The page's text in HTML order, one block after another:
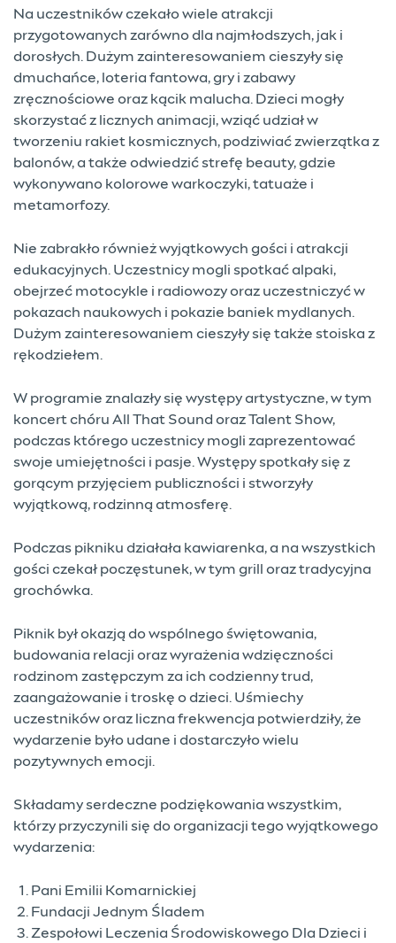
Na uczestników czekało wiele atrakcji
przygotowanych zarówno dla najmłodszych, jak i
dorosłych. Dużym zainteresowaniem cieszyły się
dmuchańce, loteria fantowa, gry i zabawy
zręcznościowe oraz kącik malucha. Dzieci mogły
skorzystać z licznych animacji, wziąć udział w
tworzeniu rakiet kosmicznych, podziwiać zwierzątka z
balonów, a także odwiedzić strefę beauty, gdzie
wykonywano kolorowe warkoczyki, tatuaże i
metamorfozy.
Nie zabrakło również wyjątkowych gości i atrakcji
edukacyjnych. Uczestnicy mogli spotkać alpaki,
obejrzeć motocykle i radiowozy oraz uczestniczyć w
pokazach naukowych i pokazie baniek mydlanych.
Dużym zainteresowaniem cieszyły się także stoiska z
rękodziełem.
W programie znalazły się występy artystyczne, w tym
koncert chóru All That Sound oraz Talent Show,
podczas którego uczestnicy mogli zaprezentować
swoje umiejętności i pasje. Występy spotkały się z
gorącym przyjęciem publiczności i stworzyły
wyjątkową, rodzinną atmosferę.
Podczas pikniku działała kawiarenka, a na wszystkich
gości czekał poczęstunek, w tym grill oraz tradycyjna
grochówka.
Piknik był okazją do wspólnego świętowania,
budowania relacji oraz wyrażenia wdzięczności
rodzinom zastępczym za ich codzienny trud,
zaangażowanie i troskę o dzieci. Uśmiechy
uczestników oraz liczna frekwencja potwierdziły, że
wydarzenie było udane i dostarczyło wielu
pozytywnych emocji.
Składamy serdeczne podziękowania wszystkim,
którzy przyczynili się do organizacji tego wyjątkowego
wydarzenia:
Pani Emilii Komarnickiej
Fundacji Jednym Śladem
Zespołowi Leczenia Środowiskowego Dla Dzieci i